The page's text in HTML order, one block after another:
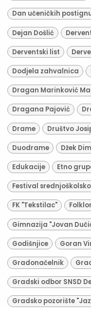
Dan učeničkih
Dejan Došlić
Derventski list
Dodjela zahvalnica
Dragan Marinković
Dragana Pajović
Drame Društvo
Duodrame Džek
Edukacije Etno
Festival
FK "Tekstilac" Folklor
Gimnazija "Jovan
Godišnjice Goran
Gradonačelnik
Gradski odbor SNSD
Gradsko pozorište